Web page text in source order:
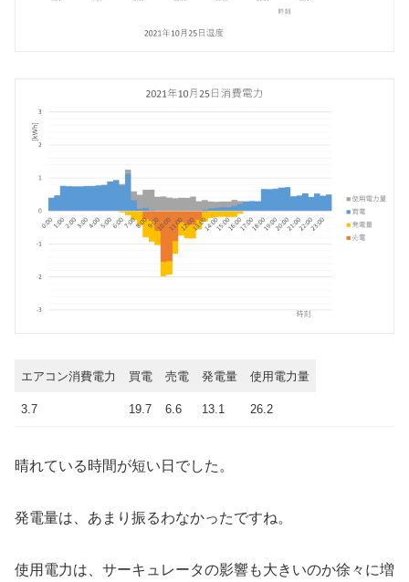
エアコン消費電力 買電 売電 発電量 使用電力量
3.7 19.7 6.6 13.1 26.2
晴れている時間が短い日でした。
発電量は、あまり振るわなかったですね。
使用電力は、サーキュレータの影響も大きいのか徐々に増